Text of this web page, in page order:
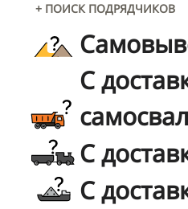
+ ПОИСК ПОДРЯДЧИКОВ
С
С
С